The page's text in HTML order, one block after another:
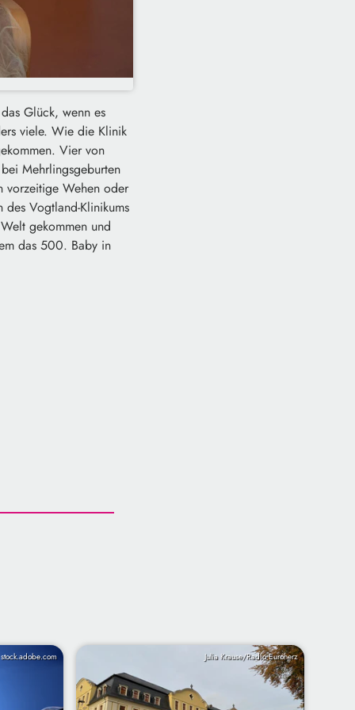
Glück, wenn es
viele. Wie die Klinik
Vier von
Mehrlingsgeburten
vorzeitige Wehen oder
Vogtland-Klinikums
gekommen und
das 500. Baby in
Julia Krause/Radio Euroherz